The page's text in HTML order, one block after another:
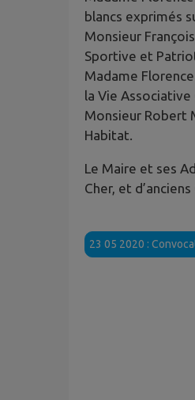
blancs exprimés
Monsieur
Sportive et
Madame
la Vie
Monsieur Robert
Habitat.
Le Maire et ses
Cher, et
23 05 2020 :